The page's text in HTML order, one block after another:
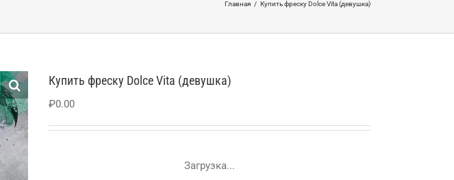
Главная / Купить фреску Dolce Vita (девушка)
Купить фреску Dolce Vita (девушка)
₽0.00
Загрузка...